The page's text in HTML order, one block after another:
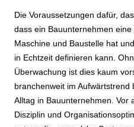
Die Voraussetzungen dafür,
dass ein Bauunternehmen
Maschine und Baustelle hat
in Echtzeit definieren kann.
Überwachung ist dies kaum
branchenweit im
Alltag in Bauunternehmen. Vor
Disziplin und